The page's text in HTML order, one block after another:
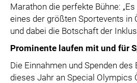
Marathon die perfekte Bühne:
eines der größten Sportevents in
und dabei die Botschaft der
Prominente laufen mit und für
Die Einnahmen und Spenden des
dieses Jahr an Special Olympics